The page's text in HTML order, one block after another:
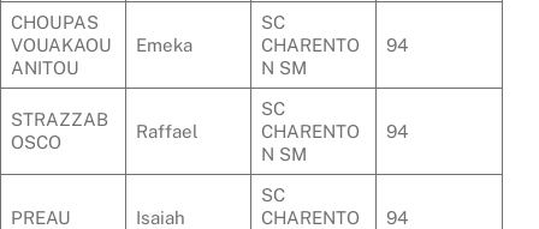
CHOUPAS
VOUAKAOU
ANITOU
Emeka
SC
CHARENTO
N SM
94
STRAZZAB
OSCO
Raffael
SC
CHARENTO
N SM
94
PREAU Isaiah
SC
CHARENTO
94